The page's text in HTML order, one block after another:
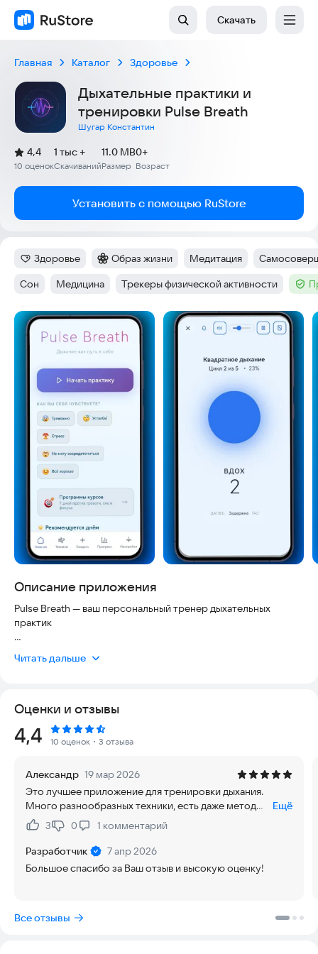
Скачать
Главная Каталог Здоровье
Дыхательные практики и
тренировки Pulse Breath
Шугар Константин
Рейтинг:
4,4
(
10 оценок
)
Скачиваний
1 тыс +
Размер
11.0 MB
Возраст
0+
Установить с помощью RuStore
Категория:
Здоровье Категория:
Образ жизни Тег:
Медитация Тег:
Тег:
Сон Тег:
Медицина Тег:
Трекеры физической активности Тег :
Скриншоты
Описание приложения
Pulse Breath — ваш персональный тренер дыхательных
практик
снятия стресса, крепкого сна и повышения концентрации.
подсказками.
✨ ПОЧЕМУ PULSE BREATH?
секунды;
- Работает без интернета — практикуйте дыхательную
гимнастику где угодно;
- Без рекламы — полная концентрация на дыхании;
- Настраиваемые практики — создавайте свои техники.
🌬️ ПОПУЛЯРНЫЕ ТЕХНИКИ ДЫХАНИЯ:
фокус;
Читать дальше
Оценки и отзывы
Рейтинг:
4,4 10 оценок ・3 отзыва
Александр 19 мар 2026
Это лучшее приложение для тренировки дыхания.
Много разнообразных техники, есть даже метод
дыхания Вима Хофа. Особое уважение вызывает
конструктор дыхания. Пробуйте, дышите. Очень
рекомендую. Удачи!
Ещё
Нравится:
3Не нравится:
0 1 комментарий
Разработчик
7 апр 2026
Большое спасибо за Ваш отзыв и высокую оценку!
Все отзывы